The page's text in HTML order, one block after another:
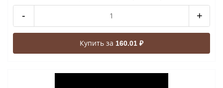
- +
Купить за 160.01 ₽